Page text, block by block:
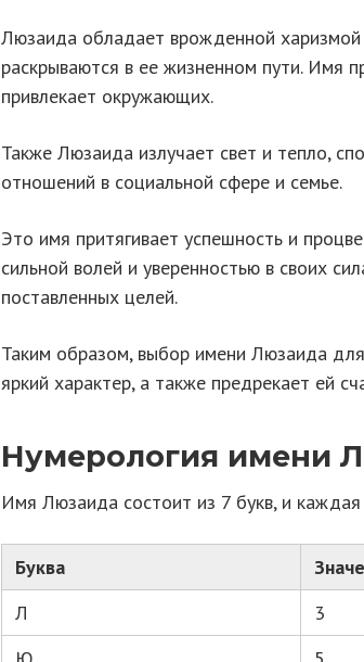
Люзаида обладает врожденной харизмой
раскрываются в ее жизненном пути. Имя
привлекает окружающих.
Также Люзаида излучает свет и тепло,
отношений в социальной сфере и семье.
Это имя притягивает успешность и
сильной волей и уверенностью в своих
поставленных целей.
Таким образом, выбор имени Люзаида
яркий характер, а также предрекает ей
Нумерология имени
Имя Люзаида состоит из 7 букв, и каждая
Буква
Л
3